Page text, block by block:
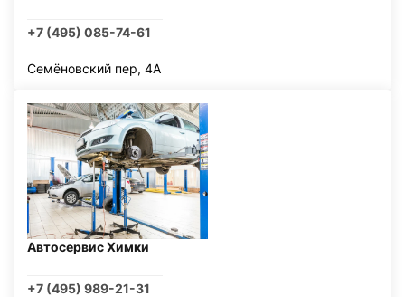
+7 (495) 085-74-61
Семёновский пер, 4А
Автосервис Химки
+7 (495) 989-21-31